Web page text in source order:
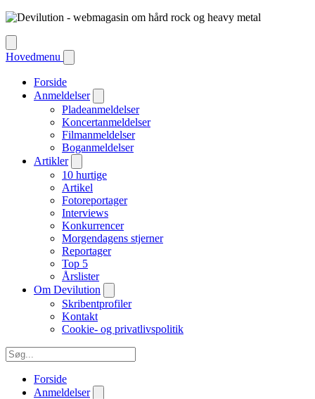
Hovedmenu
Forside
Anmeldelser
Pladeanmeldelser
Koncertanmeldelser
Filmanmeldelser
Boganmeldelser
Artikler
10 hurtige
Artikel
Fotoreportager
Interviews
Konkurrencer
Morgendagens stjerner
Reportager
Top 5
Årslister
Om Devilution
Skribentprofiler
Kontakt
Cookie- og privatlivspolitik
Forside
Anmeldelser